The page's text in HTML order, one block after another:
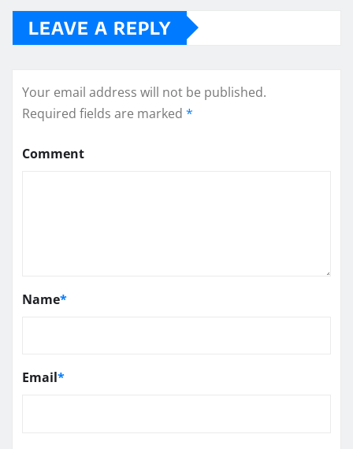
LEAVE A REPLY
Your email address will not be published.
Required fields are marked *
Comment
Name*
Email*